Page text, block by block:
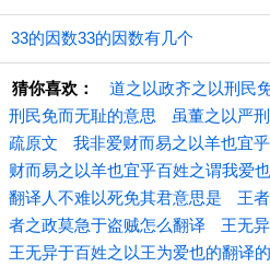
33的因数33的因数有几个
猜你喜欢：
道之以政齐之以刑民
刑民免而无耻的意思
虽董之以严
疏原文
我非爱财而易之以羊也宜
财而易之以羊也宜乎百姓之谓我爱
翻译人不难以死免其君意思是
王
者之政莫急于盗贼怎么翻译
王无
王无异于百姓之以王为爱也的翻译